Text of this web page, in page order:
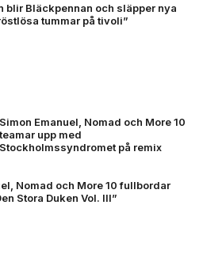
blir Bläckpennan och släpper nya
tummar på tivoli”
Simon Emanuel, Nomad och More 10
teamar upp med
Stockholmssyndromet på remix
Nomad och More 10 fullbordar
Stora Duken Vol. III”